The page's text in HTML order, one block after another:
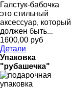
Галстук-бабочка
это стильный
аксессуар, который
должен быть...
1600,00 руб
Детали
Упаковка
"рубашечка"